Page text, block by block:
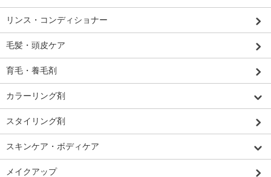
リンス・コンディショナー
毛髪・頭皮ケア
育毛・養毛剤
カラーリング剤
スタイリング剤
スキンケア・ボディケア
メイクアップ